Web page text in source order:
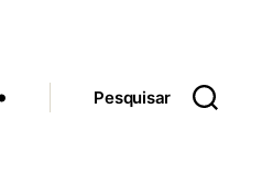
Pesquisar